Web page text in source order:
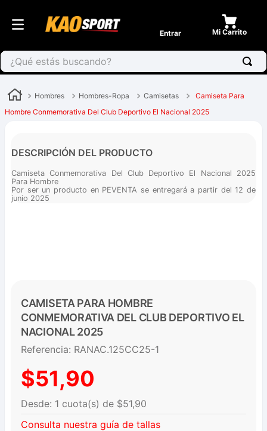
Entrar
¿Qué estás buscando?
Hombres Hombres-Ropa Camisetas
Camiseta Para
Hombre Conmemorativa Del Club Deportivo El Nacional 2025
DESCRIPCIÓN DEL PRODUCTO
Camiseta Conmemorativa Del Club Deportivo El Nacional 2025
Para Hombre
Por ser un producto en PEVENTA se entregará a partir del 12 de
junio 2025
CAMISETA PARA HOMBRE
CONMEMORATIVA DEL CLUB DEPORTIVO EL
NACIONAL 2025
Referencia: RANAC.125CC25-1
$51,90
$51,90
Consulta nuestra guía de tallas